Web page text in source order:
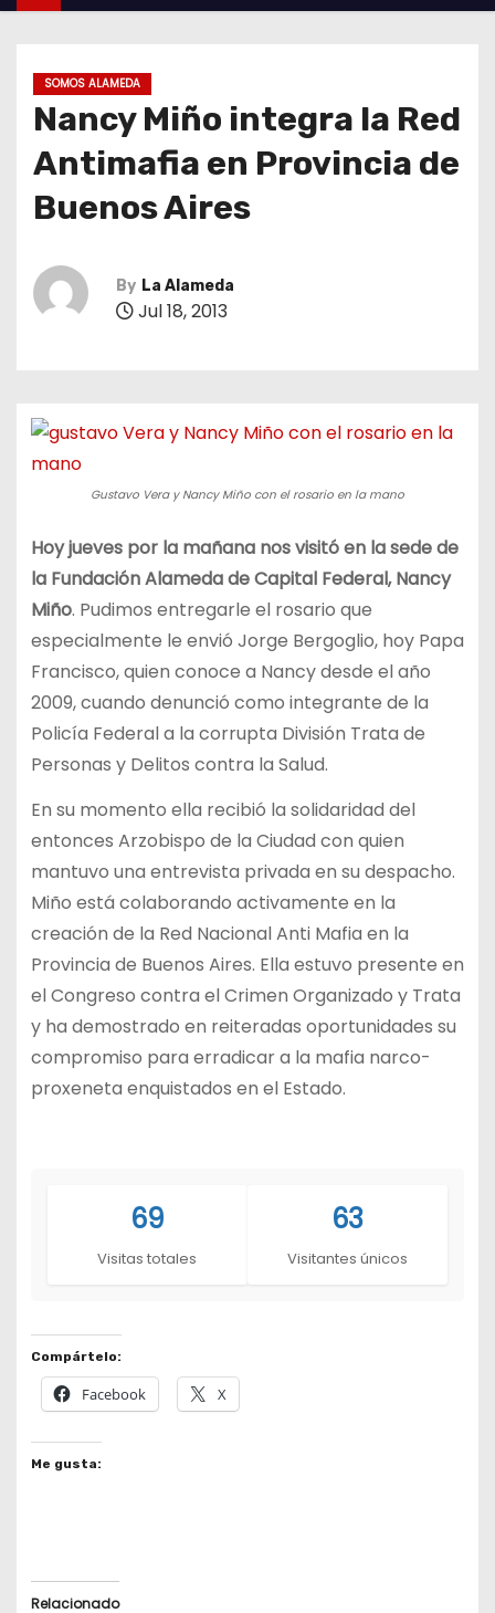
SOMOS ALAMEDA
Nancy Miño integra la Red
Antimafia en Provincia de
Buenos Aires
By La Alameda
Jul 18, 2013
Gustavo Vera y Nancy Miño con el rosario en la mano
Hoy jueves por la mañana nos visitó en la sede de
la Fundación Alameda de Capital Federal, Nancy
Miño. Pudimos entregarle el rosario que
especialmente le envió Jorge Bergoglio, hoy Papa
Francisco, quien conoce a Nancy desde el año
2009, cuando denunció como integrante de la
Policía Federal a la corrupta División Trata de
Personas y Delitos contra la Salud.
En su momento ella recibió la solidaridad del
entonces Arzobispo de la Ciudad con quien
mantuvo una entrevista privada en su despacho.
Miño está colaborando activamente en la
creación de la Red Nacional Anti Mafia en la
Provincia de Buenos Aires. Ella estuvo presente en
el Congreso contra el Crimen Organizado y Trata
y ha demostrado en reiteradas oportunidades su
compromiso para erradicar a la mafia narco-
proxeneta enquistados en el Estado.
69
Visitas totales
63
Visitantes únicos
Compártelo:
Facebook X
Me gusta:
Relacionado